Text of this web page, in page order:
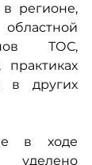
регионе,
ТОС,
в других
в ходе